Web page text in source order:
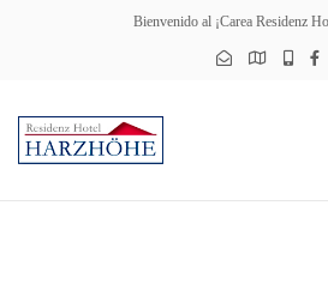
Bienvenido al ¡Carea Residenz